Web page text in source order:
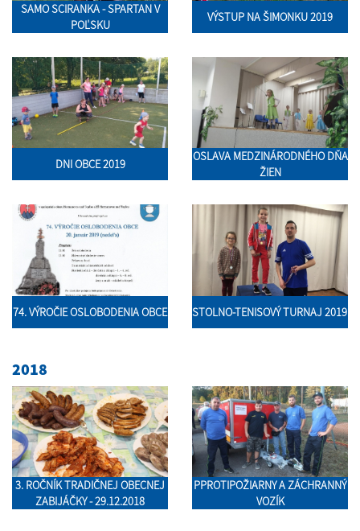
SAMO SCIRANKA - SPARTAN V
POĽSKU
VÝSTUP NA ŠIMONKU 2019
DNI OBCE 2019
OSLAVA MEDZINÁRODNÉHO DŇA
ŽIEN
74. VÝROČIE OSLOBODENIA OBCE STOLNO-TENISOVÝ TURNAJ 2019
2018
3. ROČNÍK TRADIČNEJ OBECNEJ
ZABIJÁČKY - 29.12.2018
PPROTIPOŽIARNY A ZÁCHRANNÝ
VOZÍK